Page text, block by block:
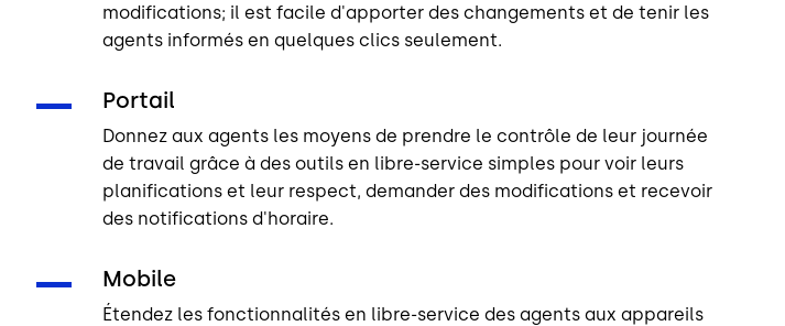
modifications; il est facile d'apporter des changements et de tenir les
agents informés en quelques clics seulement.
Portail
Donnez aux agents les moyens de prendre le contrôle de leur journée
de travail grâce à des outils en libre-service simples pour voir leurs
planifications et leur respect, demander des modifications et recevoir
des notifications d'horaire.
Mobile
Étendez les fonctionnalités en libre-service des agents aux appareils